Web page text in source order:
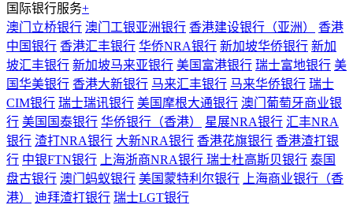
国际银行服务+
澳门立桥银行 澳门工银亚洲银行 香港建设银行（亚洲）
香港
中国银行 香港汇丰银行 华侨NRA银行 新加坡华侨银行 新加
坡汇丰银行 新加坡马来亚银行 美国富港银行 瑞士富地银行 美
国华美银行 香港大新银行 马来汇丰银行 马来华侨银行 瑞士
CIM银行 瑞士瑞讯银行 美国摩根大通银行 澳门葡萄牙商业银
行 美国国泰银行 华侨银行（香港） 星展NRA银行 汇丰NRA
银行 渣打NRA银行 大新NRA银行 香港花旗银行 香港渣打银
行 中银FTN银行 上海浙商NRA银行 瑞士杜高斯贝银行 泰国
盘古银行 澳门蚂蚁银行 美国蒙特利尔银行
上海商业银行（香
港）
迪拜渣打银行 瑞士LGT银行